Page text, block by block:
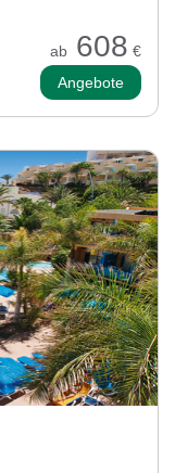
ab 608 €
Angebote